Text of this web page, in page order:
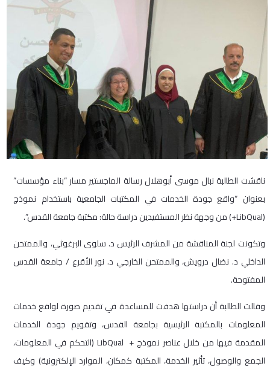
ناقشت الطالبة نبال موسى أبوهلال رسالة الماجستير مسار “بناء مؤسسات”
بعنوان “واقع جودة الخدمات في المكتبات الجامعية باستخدام نموذج
(LibQual+) من وجهة نظر المستفيدين دراسة حالة: مكتبة جامعة القدس”.
وتكونت لجنة المناقشة من المشرف الرئيس د. سلوى البرغوثي، والممتحن
الداخلي د. نضال درويش، والممتحن الخارجي د. نور الأقرع / جامعة القدس
المفتوحة.
وقالت الطالبة أن دراستها هدفت للمساعدة في تقديم صورة لواقع خدمات
المعلومات بالمكتبة الرئيسية بجامعة القدس، وتقويم جودة الخدمات
المقدمة فيها من خلال عناصر نموذج + LibQual (التحكم في المعلومات،
الجمع والوصول، تأثير الخدمة، المكتبة كمكان، الموارد الإلكترونية) وكيف